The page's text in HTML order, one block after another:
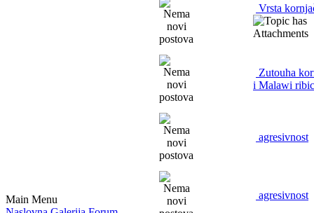
Main Menu
Vrsta
Zutouha
i Malawi
agresivnost
agresivnost